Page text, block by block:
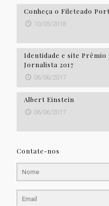
Conheça o Fileteado
10/05/2018
Identidade e site Prêmio
Jornalista 2017
06/06/2017
Albert Einstein
06/06/2017
Contate-nos